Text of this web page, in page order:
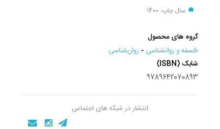
سال چاپ: 1400
گروه های محصول
فلسفه و روانشناسی - روان‌شناسی
شابک (ISBN)
9789642070893
انتشار در شبکه های اجتماعی